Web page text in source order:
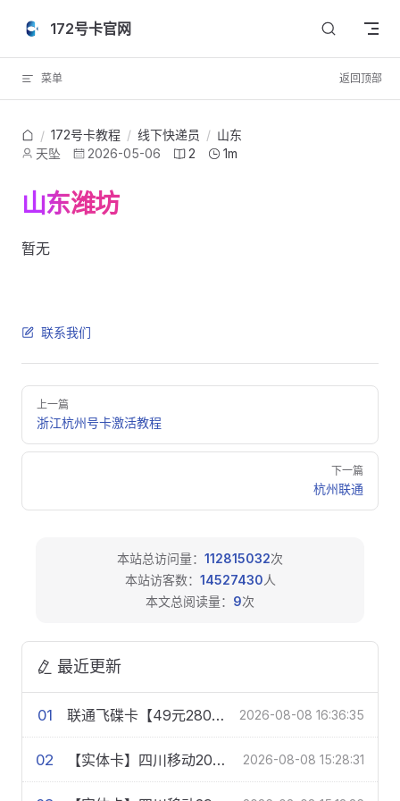
Skip to content
172号卡官网
菜单 返回顶部
/ 172号卡教程 / 线下快递员 / 山东
天坠
2026-05-06 2 1m
山东潍坊
暂无
联系我们
Pager
上一篇
浙江杭州号卡激活教程
下一篇
杭州联通
本站总访问量： 112815032次
本站访客数： 14527430人
本文总阅读量： 9次
最近更新
01 联通飞碟卡【49元280G+300分钟】 2026-08-08 16:36:35
02 【实体卡】四川移动20元150G+200分钟【多规格】 2026-08-08 15:28:31